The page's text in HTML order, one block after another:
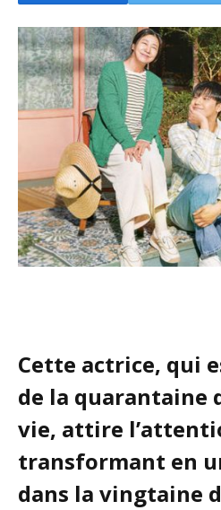
Cette actrice, qui
de la quarantaine
vie, attire
transformant en
dans la vingtaine